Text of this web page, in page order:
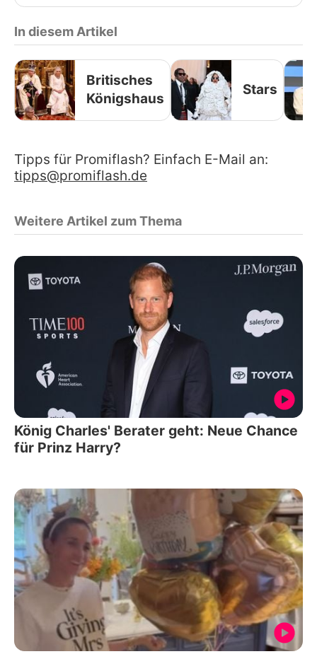
In diesem Artikel
Britisches
Königshaus
Stars
Tipps für Promiflash? Einfach E-Mail an:
tipps@promiflash.de
Weitere Artikel zum Thema
König Charles' Berater geht: Neue Chance
für Prinz Harry?